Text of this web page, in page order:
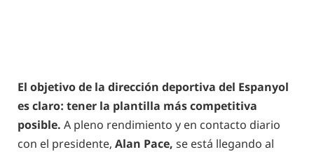
El objetivo de la dirección deportiva del Espanyol
es claro: tener la plantilla más competitiva
posible. A pleno rendimiento y en contacto diario
con el presidente, Alan Pace, se está llegando al